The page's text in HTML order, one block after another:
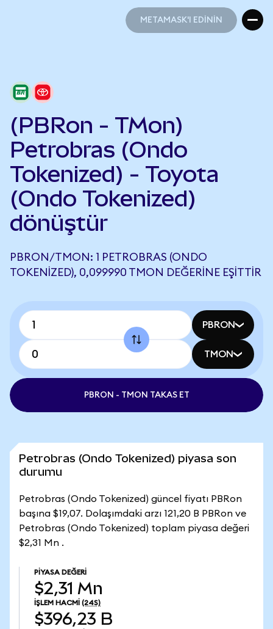
METAMASK'I EDİNİN
(PBRon - TMon)
Petrobras (Ondo
Tokenized) - Toyota
(Ondo Tokenized)
dönüştür
PBRON/TMON: 1 PETROBRAS (ONDO
TOKENIZED), 0,099990 TMON DEĞERINE EŞITTIR
PBRON
TMON
PBRON - TMON TAKAS ET
Petrobras (Ondo Tokenized) piyasa son
durumu
Petrobras (Ondo Tokenized) güncel fiyatı PBRon
başına $19,07. Dolaşımdaki arzı 121,20 B PBRon ve
Petrobras (Ondo Tokenized) toplam piyasa değeri
$2,31 Mn .
PIYASA DEĞERI
$2,31 Mn
İŞLEM HACMI (24S)
$396,23 B